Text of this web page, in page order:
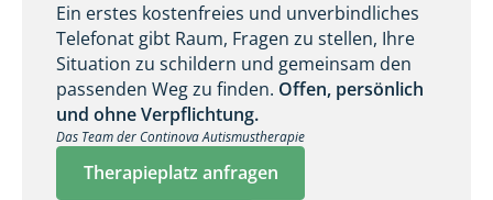
Ein erstes kostenfreies und unverbindliches
Telefonat gibt Raum, Fragen zu stellen, Ihre
Situation zu schildern und gemeinsam den
passenden Weg zu finden. Offen, persönlich
und ohne Verpflichtung.
Das Team der Continova Autismustherapie
Therapieplatz anfragen